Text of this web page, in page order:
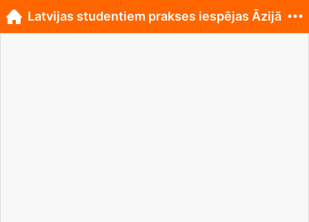
Latvijas studentiem prakses iespējas Āzijā